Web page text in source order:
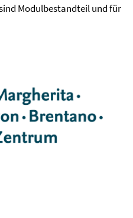
Modulbestandteil und für